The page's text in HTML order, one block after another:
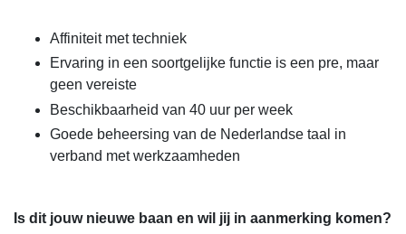
Affiniteit met techniek
Ervaring in een soortgelijke functie is een pre, maar
geen vereiste
Beschikbaarheid van 40 uur per week
Goede beheersing van de Nederlandse taal in
verband met werkzaamheden
Is dit jouw nieuwe baan en wil jij in aanmerking komen?